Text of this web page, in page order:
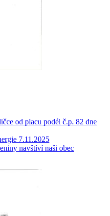
od placu podél č.p. 82 dne
7.11.2025
navštíví naši obec